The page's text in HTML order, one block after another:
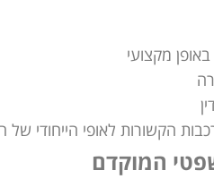
מקצועי
הקשורות לאופי הייחודי של
המוקדם